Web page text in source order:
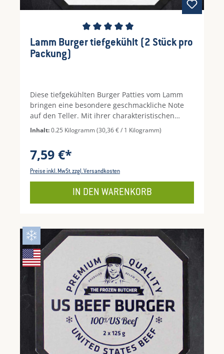
Durchschnittliche Bewertung von 4.6 von 5
Lamm Burger tiefgekühlt (2 Stück pro
Packung)
Diese tiefgekühlten Burger Patties vom Lamm
bringen eine besondere geschmackliche Note
auf den Teller. Mit ihrer charakteristischen
Aromatik und der zarten Struktur eignen sie sich
ideal für hochwertige Burger-Kreationen und
Packung enthalten sind zwei praktisch
portionierte Patties à 125 g.
Inhalt:0.25 Kilogramm(30,36 € / 1 Kilogramm)
7,59 €*
Preise inkl. MwSt. zzgl. Versandkosten
IN DEN WARENKORB